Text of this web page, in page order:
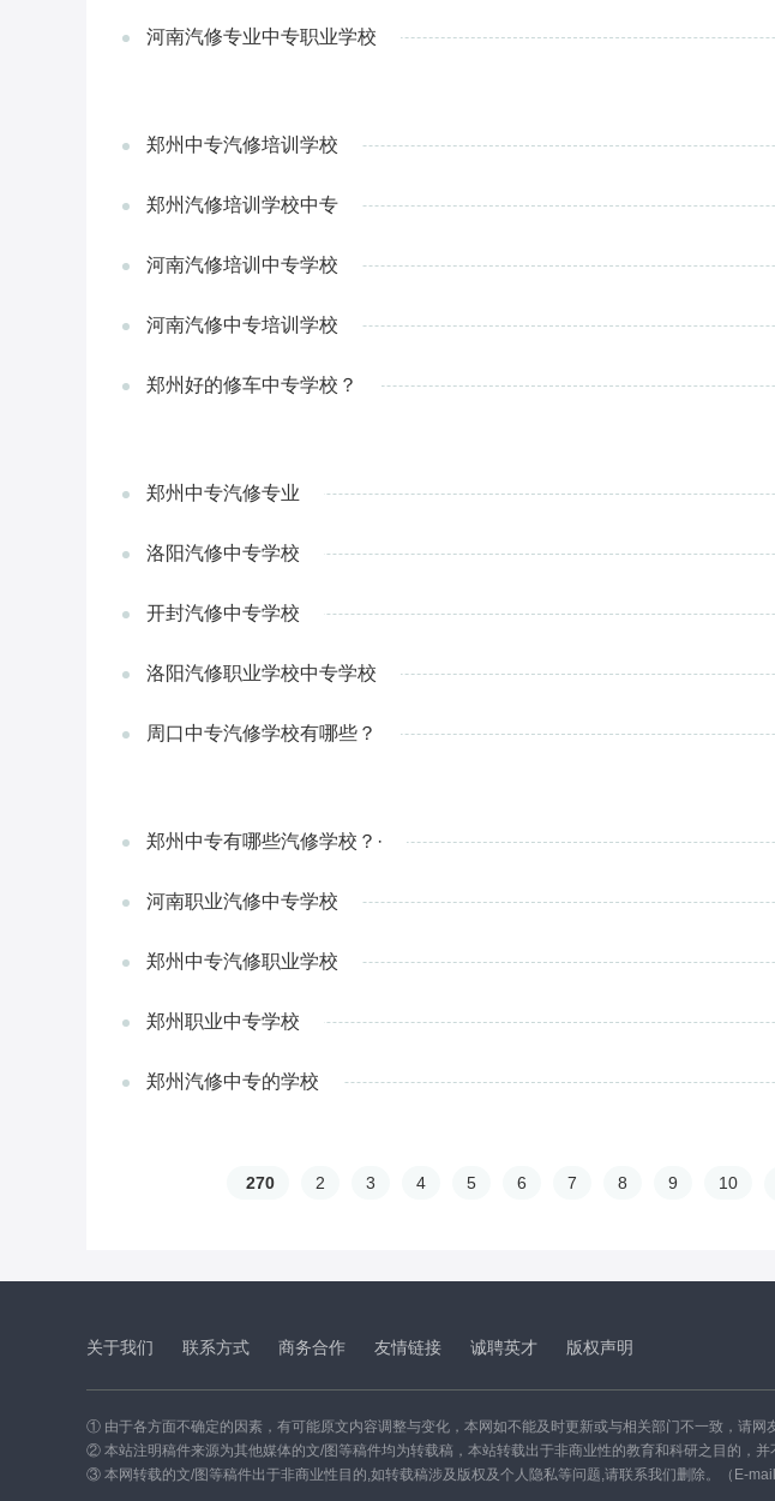
河南汽修专业中专职业学校
郑州中专汽修培训学校
郑州汽修培训学校中专
河南汽修培训中专学校
河南汽修中专培训学校
郑州好的修车中专学校？
郑州中专汽修专业
洛阳汽修中专学校
开封汽修中专学校
洛阳汽修职业学校中专学校
周口中专汽修学校有哪些？
郑州中专有哪些汽修学校？·
河南职业汽修中专学校
郑州中专汽修职业学校
郑州职业中专学校
郑州汽修中专的学校
270 2 3 4 5 6 7 8 9 10
关于我们 联系方式 商务合作 友情链接 诚聘英才 版权声明
① 由于各方面不确定的因素，有可能原文内容调整与变化，本网如不能及时更新或与相关部门不一致，请网
② 本站注明稿件来源为其他媒体的文/图等稿件均为转载稿，本站转载出于非商业性的教育和科研之目的，并
③ 本网转载的文/图等稿件出于非商业性目的,如转载稿涉及版权及个人隐私等问题,请联系我们删除。（E-